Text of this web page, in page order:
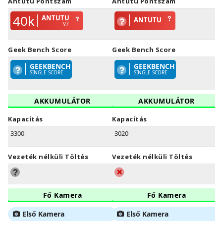
40k ANTUTU
V7
Geek Bench Score
GEEKBENCH
SINGLE SCORE
AKKUMULÁTOR
Kapacítás
3300
Vezeték nélküli Töltés
Fő Kamera
Első Kamera
ANTUTU
Geek Bench Score
GEEKBENCH
SINGLE SCORE
AKKUMULÁTOR
Kapacítás
3020
Vezeték nélküli Töltés
Fő Kamera
Első Kamera